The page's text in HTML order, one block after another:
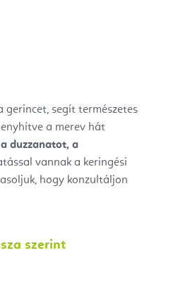
segít természetes
a merev hát
duzzanatot, a
vannak a keringési
hogy konzultáljon
szerint